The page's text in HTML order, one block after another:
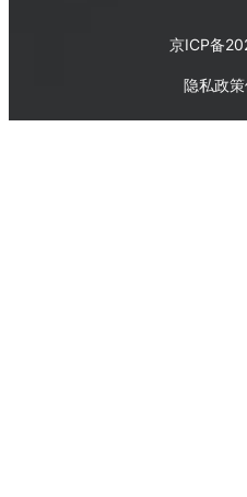
京ICP备
隐私政策